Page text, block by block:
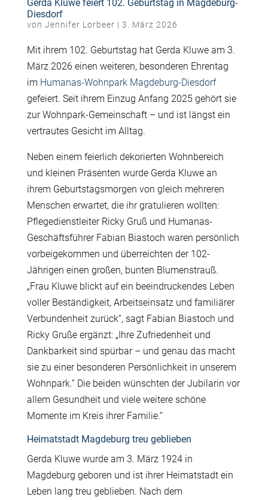
Gerda Kluwe feiert 102. Geburtstag in Magdeburg-
Diesdorf
von Jennifer Lorbeer | 3. März 2026
Mit ihrem 102. Geburtstag hat Gerda Kluwe am 3.
März 2026 einen weiteren, besonderen Ehrentag
im Humanas-Wohnpark Magdeburg-Diesdorf
gefeiert. Seit ihrem Einzug Anfang 2025 gehört sie
zur Wohnpark-Gemeinschaft – und ist längst ein
vertrautes Gesicht im Alltag.
Neben einem feierlich dekorierten Wohnbereich
und kleinen Präsenten wurde Gerda Kluwe an
ihrem Geburtstagsmorgen von gleich mehreren
Menschen erwartet, die ihr gratulieren wollten:
Pflegedienstleiter Ricky Gruß und Humanas-
Geschäftsführer Fabian Biastoch waren persönlich
vorbeigekommen und überreichten der 102-
Jährigen einen großen, bunten Blumenstrauß.
„Frau Kluwe blickt auf ein beeindruckendes Leben
voller Beständigkeit, Arbeitseinsatz und familiärer
Verbundenheit zurück“, sagt Fabian Biastoch und
Ricky Gruße ergänzt: „Ihre Zufriedenheit und
Dankbarkeit sind spürbar – und genau das macht
sie zu einer besonderen Persönlichkeit in unserem
Wohnpark.“ Die beiden wünschten der Jubilarin vor
allem Gesundheit und viele weitere schöne
Momente im Kreis ihrer Familie.“
Heimatstadt Magdeburg treu geblieben
Gerda Kluwe wurde am 3. März 1924 in
Magdeburg geboren und ist ihrer Heimatstadt ein
Leben lang treu geblieben. Nach dem